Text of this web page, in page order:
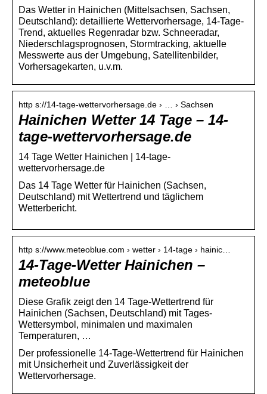
Das Wetter in Hainichen (Mittelsachsen, Sachsen,
Deutschland): detaillierte Wettervorhersage, 14-Tage-
Trend, aktuelles Regenradar bzw. Schneeradar,
Niederschlagsprognosen, Stormtracking, aktuelle
Messwerte aus der Umgebung, Satellitenbilder,
Vorhersagekarten, u.v.m.
http s://14-tage-wettervorhersage.de › … › Sachsen
Hainichen Wetter 14 Tage – 14-
tage-wettervorhersage.de
14 Tage Wetter Hainichen | 14-tage-
wettervorhersage.de
Das 14 Tage Wetter für Hainichen (Sachsen,
Deutschland) mit Wettertrend und täglichem
Wetterbericht.
http s://www.meteoblue.com › wetter › 14-tage › hainic…
14-Tage-Wetter Hainichen –
meteoblue
Diese Grafik zeigt den 14 Tage-Wettertrend für
Hainichen (Sachsen, Deutschland) mit Tages-
Wettersymbol, minimalen und maximalen
Temperaturen, …
Der professionelle 14-Tage-Wettertrend für Hainichen
mit Unsicherheit und Zuverlässigkeit der
Wettervorhersage.